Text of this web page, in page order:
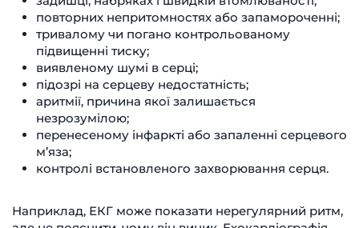
повторних непритомностях або запамороченні;
тривалому чи погано контрольованому
підвищенні тиску;
виявленому шумі в серці;
підозрі на серцеву недостатність;
аритмії, причина якої залишається
незрозумілою;
перенесеному інфаркті або запаленні серцевого
м’яза;
контролі встановленого захворювання серця.
Наприклад, ЕКГ може показати нерегулярний ритм,